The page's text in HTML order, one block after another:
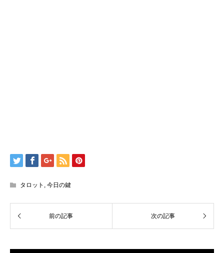
タロット 今日の鍵